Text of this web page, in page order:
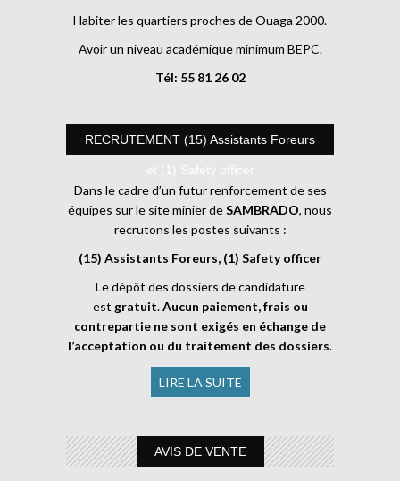
Habiter les quartiers proches de Ouaga 2000.
Avoir un niveau académique minimum BEPC.
Tél: 55 81 26 02
RECRUTEMENT (15) Assistants Foreurs
et (1) Safety officer
Dans le cadre d’un futur renforcement de ses
équipes sur le site minier deSAMBRADO, nous
recrutons les postes suivants :
(15) Assistants Foreurs, (1) Safety officer
Le dépôt des dossiers de candidature
est gratuit.Aucun paiement, frais ou
contrepartie ne sont exigés en échange de
l’acceptation ou du traitement des dossiers.
LIRE LA SUITE
AVIS DE VENTE